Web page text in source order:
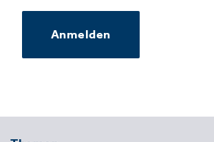
Anmelden